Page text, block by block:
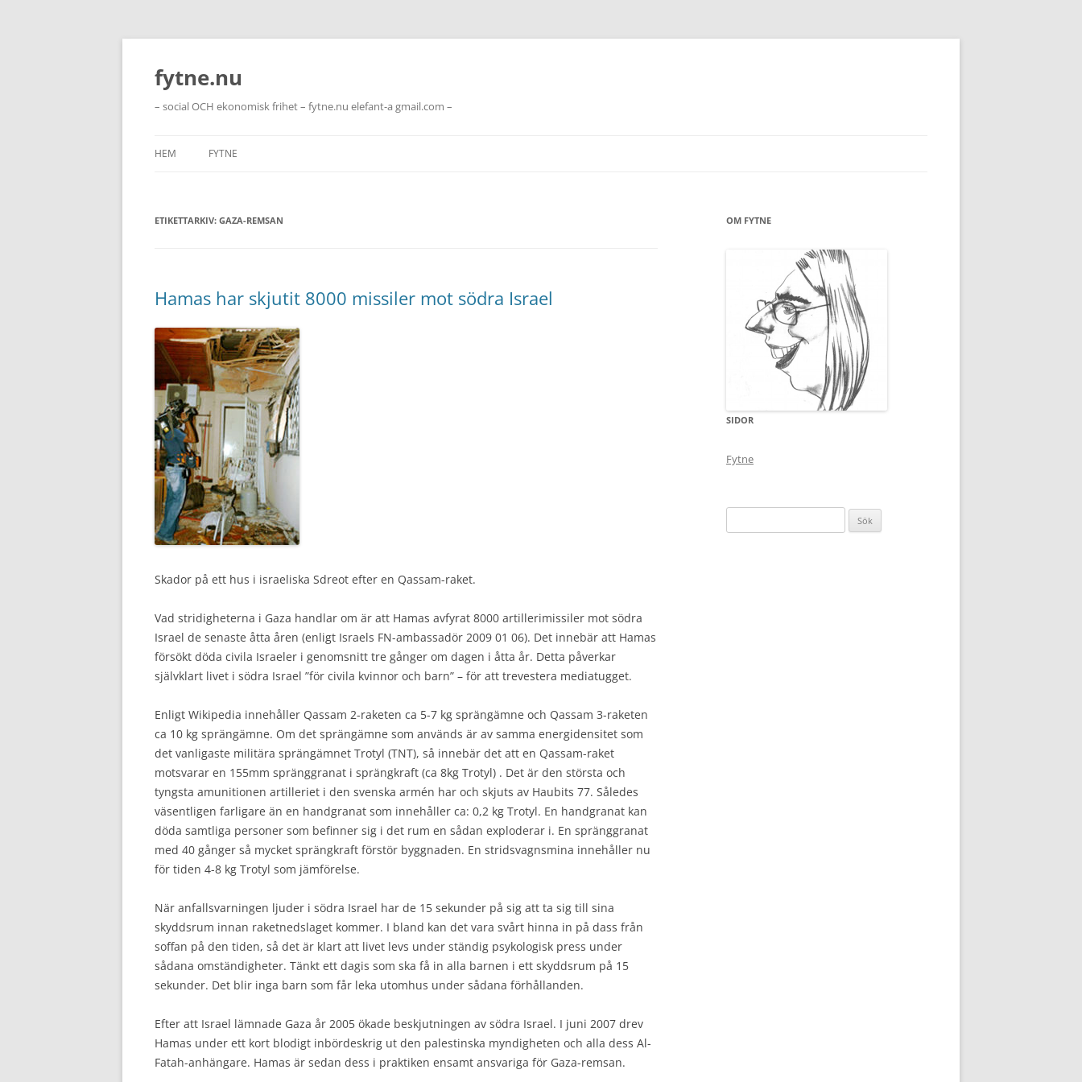
Hoppa
innehåll
fytne.nu
– social OCH ekonomisk frihet – fytne.nu elefant-a gmail.com –
HEM FYTNE
ETIKETTARKIV: GAZA-REMSAN
Hamas har skjutit 8000 missiler mot södra Israel
Skador på ett hus i israeliska Sdreot efter en Qassam-raket.
Vad stridigheterna i Gaza handlar om är att Hamas avfyrat 8000 artillerimissiler mot södra
Israel de senaste åtta åren (enligt Israels FN-ambassadör 2009 01 06). Det innebär att Hamas
försökt döda civila Israeler i genomsnitt tre gånger om dagen i åtta år. Detta påverkar
självklart livet i södra Israel ”för civila kvinnor och barn” – för att trevestera mediatugget.
Enligt Wikipedia innehåller Qassam 2-raketen ca 5-7 kg sprängämne och Qassam 3-raketen
ca 10 kg sprängämne. Om det sprängämne som används är av samma energidensitet som
det vanligaste militära sprängämnet Trotyl (TNT), så innebär det att en Qassam-raket
motsvarar en 155mm spränggranat i sprängkraft (ca 8kg Trotyl) . Det är den största och
tyngsta amunitionen artilleriet i den svenska armén har och skjuts av Haubits 77. Således
väsentligen farligare än en handgranat som innehåller ca: 0,2 kg Trotyl. En handgranat kan
döda samtliga personer som befinner sig i det rum en sådan exploderar i. En spränggranat
med 40 gånger så mycket sprängkraft förstör byggnaden. En stridsvagnsmina innehåller nu
för tiden 4-8 kg Trotyl som jämförelse.
När anfallsvarningen ljuder i södra Israel har de 15 sekunder på sig att ta sig till sina
skyddsrum innan raketnedslaget kommer. I bland kan det vara svårt hinna in på dass från
soffan på den tiden, så det är klart att livet levs under ständig psykologisk press under
sådana omständigheter. Tänkt ett dagis som ska få in alla barnen i ett skyddsrum på 15
sekunder. Det blir inga barn som får leka utomhus under sådana förhållanden.
Efter att Israel lämnade Gaza år 2005 ökade beskjutningen av södra Israel. I juni 2007 drev
Hamas under ett kort blodigt inbördeskrig ut den palestinska myndigheten och alla dess Al-
Fatah-anhängare. Hamas är sedan dess i praktiken ensamt ansvariga för Gaza-remsan.
OM FYTNE
SIDOR
Fytne
efter: